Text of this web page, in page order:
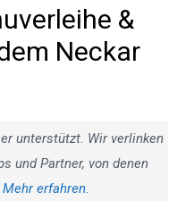
&
Neckar
unterstützt. Wir verlinken
und Partner, von denen
Mehr erfahren.